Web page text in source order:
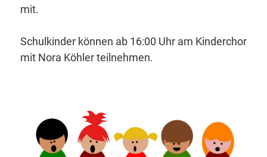
mit.
Schulkinder können ab 16:00 Uhr am Kinderchor
mit Nora Köhler teilnehmen.